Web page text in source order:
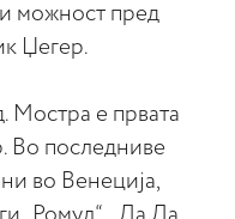
можност пред
Џегер.
Мостра е првата
Во последниве
во Венеција,